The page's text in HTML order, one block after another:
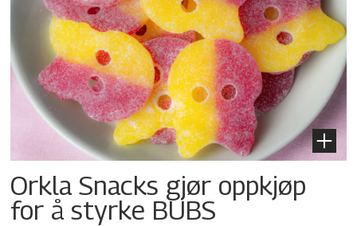
Orkla Snacks gjør oppkjøp
for å styrke BUBS